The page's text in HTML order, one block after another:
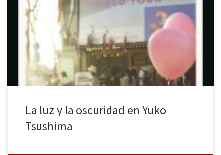
Territorio de luz es la primera obra que nos llega a nuestro país de
Yuko Tsushima, la hija de uno de los novelistas más admirados en
Japón, Osamu Dazai. Nacer siendo hija de Dazai debe suponer
una gran responsabilidad; no obstante, la autora demostró su valía
y a lo largo […]
La luz y la oscuridad en Yuko
Tsushima